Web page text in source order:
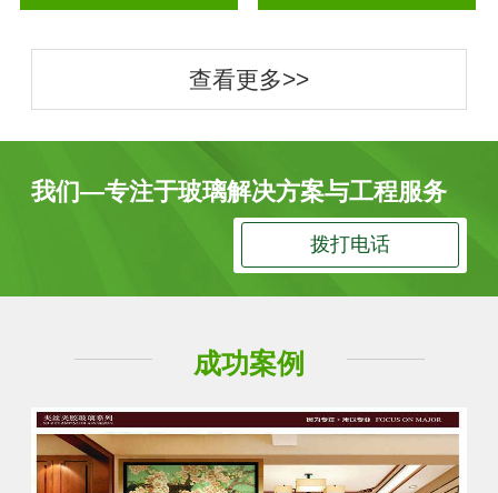
查看更多>>
我们—专注于玻璃解决方案与工程服务
拨打电话
成功案例